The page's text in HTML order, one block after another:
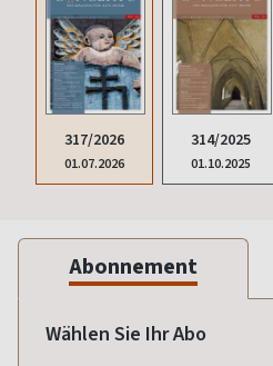
317/2026
01.07.2026
314/2025
01.10.2025
Abonnement
Wählen Sie Ihr Abo